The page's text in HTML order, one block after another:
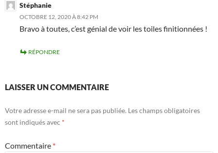
Stéphanie
OCTOBRE 12, 2020 À 8:42 PM
Bravo à toutes, c’est génial de voir les toiles finitionnées !
RÉPONDRE
LAISSER UN COMMENTAIRE
Votre adresse e-mail ne sera pas publiée. Les champs obligatoires
sont indiqués avec *
Commentaire *